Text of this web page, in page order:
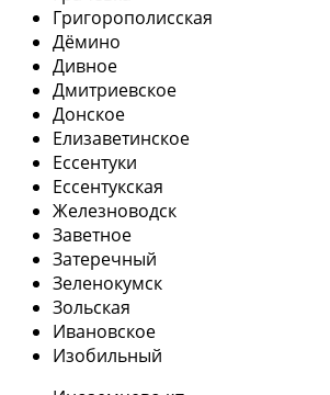
Григорополисская
Дёмино
Дивное
Дмитриевское
Донское
Елизаветинское
Ессентуки
Ессентукская
Железноводск
Заветное
Затеречный
Зеленокумск
Зольская
Ивановское
Изобильный